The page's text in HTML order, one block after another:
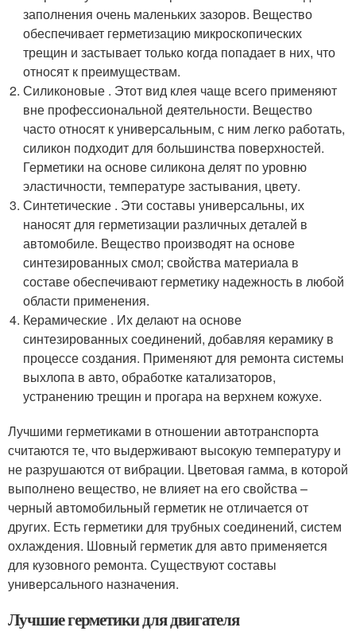
заполнения очень маленьких зазоров. Вещество
обеспечивает герметизацию микроскопических
трещин и застывает только когда попадает в них, что
относят к преимуществам.
Силиконовые . Этот вид клея чаще всего применяют
вне профессиональной деятельности. Вещество
часто относят к универсальным, с ним легко работать,
силикон подходит для большинства поверхностей.
Герметики на основе силикона делят по уровню
эластичности, температуре застывания, цвету.
Синтетические . Эти составы универсальны, их
наносят для герметизации различных деталей в
автомобиле. Вещество производят на основе
синтезированных смол; свойства материала в
составе обеспечивают герметику надежность в любой
области применения.
Керамические . Их делают на основе
синтезированных соединений, добавляя керамику в
процессе создания. Применяют для ремонта системы
выхлопа в авто, обработке катализаторов,
устранению трещин и прогара на верхнем кожухе.
Лучшими герметиками в отношении автотранспорта
считаются те, что выдерживают высокую температуру и
не разрушаются от вибрации. Цветовая гамма, в которой
выполнено вещество, не влияет на его свойства –
черный автомобильный герметик не отличается от
других. Есть герметики для трубных соединений, систем
охлаждения. Шовный герметик для авто применяется
для кузовного ремонта. Существуют составы
универсального назначения.
Лучшие герметики для двигателя